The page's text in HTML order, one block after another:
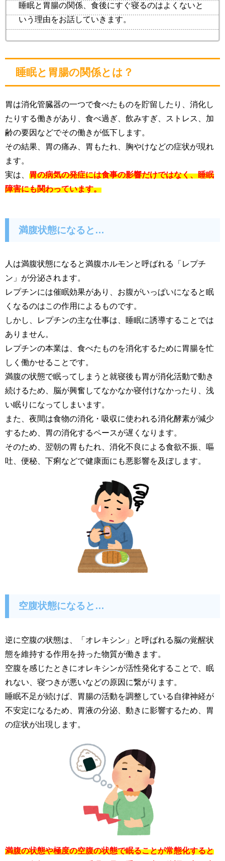
睡眠と胃腸の関係、食後にすぐ寝るのはよくないと
いう理由をお話していきます。
睡眠と胃腸の関係とは？
胃は消化管臓器の一つで食べたものを貯留したり、消化し
たりする働きがあり、食べ過ぎ、飲みすぎ、ストレス、加
齢の要因などでその働きが低下します。
その結果、胃の痛み、胃もたれ、胸やけなどの症状が現れ
ます。
実は、 胃の病気の発症には食事の影響だけではなく、睡眠
障害にも関わっています。
満腹状態になると…
人は満腹状態になると満腹ホルモンと呼ばれる「レプチ
ン」が分泌されます。
レプチンには催眠効果があり、お腹がいっぱいになると眠
くなるのはこの作用によるものです。
しかし、レプチンの主な仕事は、睡眠に誘導することでは
ありません。
レプチンの本業は、食べたものを消化するために胃腸を忙
しく働かせることです。
満腹の状態で眠ってしまうと就寝後も胃が消化活動で動き
続けるため、脳が興奮してなかなか寝付けなかったり、浅
い眠りになってしまいます。
また、夜間は食物の消化・吸収に使われる消化酵素が減少
するため、胃の消化するペースが遅くなります。
そのため、翌朝の胃もたれ、消化不良による食欲不振、嘔
吐、便秘、下痢などで健康面にも悪影響を及ぼします。
空腹状態になると…
逆に空腹の状態は、「オレキシン」と呼ばれる脳の覚醒状
態を維持する作用を持った物質が働きます。
空腹を感じたときにオレキシンが活性発化することで、眠
れない、寝つきが悪いなどの原因に繋がります。
睡眠不足が続けば、胃腸の活動を調整している自律神経が
不安定になるため、胃液の分泌、動きに影響するため、胃
の症状が出現します。
満腹の状態や極度の空腹の状態で眠ることが常態化すると